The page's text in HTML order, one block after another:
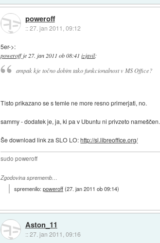
poweroff
::27. jan 2011, 09:12
5er->:
poweroffje27. jan 2011 ob 08:41 izjavil:
ampak kje točno dobim tako funkcionalnost v MS Office?
Tisto prikazano se s temle ne more resno primerjati, no.
sammy - dodatek je, ja, ki pa v Ubuntu ni privzeto nameščen.
Še download link za SLO LO:http://sl.libreoffice.org/
sudo poweroff
Zgodovina sprememb…
spremenilo:poweroff(27. jan 2011 ob 09:14)
Aston_11
::27. jan 2011, 09:16